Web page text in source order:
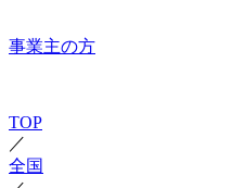
事業主の方
TOP
／
全国